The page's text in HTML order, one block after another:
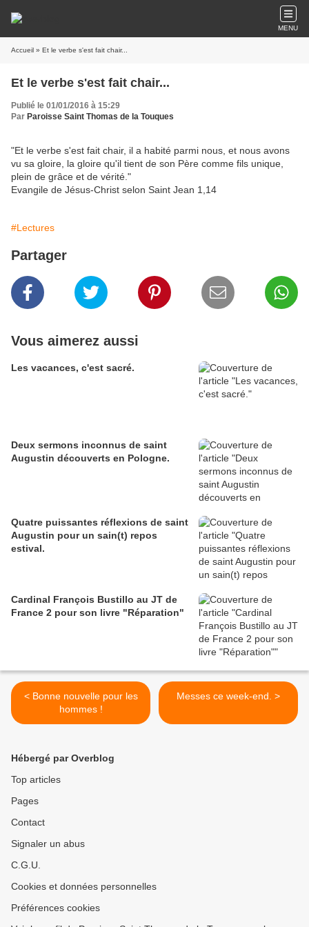
MENU
Accueil » Et le verbe s'est fait chair...
Et le verbe s'est fait chair...
Publié le 01/01/2016 à 15:29
Par Paroisse Saint Thomas de la Touques
"Et le verbe s'est fait chair, il a habité parmi nous, et nous avons
vu sa gloire, la gloire qu'il tient de son Père comme fils unique,
plein de grâce et de vérité."
Evangile de Jésus-Christ selon Saint Jean 1,14
#Lectures
Partager
Vous aimerez aussi
Les vacances, c'est sacré.
Deux sermons inconnus de saint
Augustin découverts en Pologne.
Quatre puissantes réflexions de saint
Augustin pour un sain(t) repos
estival.
Cardinal François Bustillo au JT de
France 2 pour son livre "Réparation"
< Bonne nouvelle pour les
hommes !
Messes ce week-end. >
Hébergé par Overblog
Top articles
Pages
Contact
Signaler un abus
C.G.U.
Cookies et données personnelles
Préférences cookies